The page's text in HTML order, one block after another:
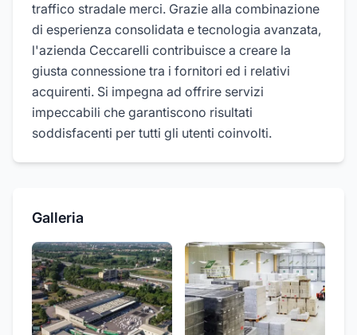
traffico stradale merci. Grazie alla combinazione
di esperienza consolidata e tecnologia avanzata,
l'azienda Ceccarelli contribuisce a creare la
giusta connessione tra i fornitori ed i relativi
acquirenti. Si impegna ad offrire servizi
impeccabili che garantiscono risultati
soddisfacenti per tutti gli utenti coinvolti.
Galleria